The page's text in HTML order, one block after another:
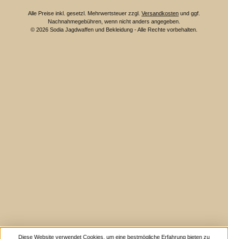
Alle Preise inkl. gesetzl. Mehrwertsteuer zzgl. Versandkosten und ggf.
Nachnahmegebühren, wenn nicht anders angegeben.
© 2026 Sodia Jagdwaffen und Bekleidung - Alle Rechte vorbehalten.
Diese Website verwendet Cookies, um eine bestmögliche Erfahrung bieten zu